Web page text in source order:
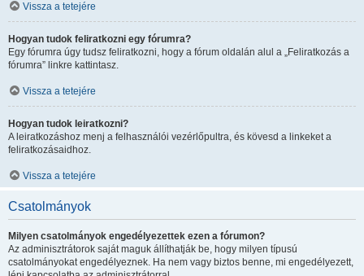
Vissza a tetejére
Hogyan tudok feliratkozni egy fórumra?
Egy fórumra úgy tudsz feliratkozni, hogy a fórum oldalán alul a „Feliratkozás a
fórumra” linkre kattintasz.
Vissza a tetejére
Hogyan tudok leiratkozni?
A leiratkozáshoz menj a felhasználói vezérlőpultra, és kövesd a linkeket a
feliratkozásaidhoz.
Vissza a tetejére
Csatolmányok
Milyen csatolmányok engedélyezettek ezen a fórumon?
Az adminisztrátorok saját maguk állíthatják be, hogy milyen típusú
csatolmányokat engedélyeznek. Ha nem vagy biztos benne, mi engedélyezett,